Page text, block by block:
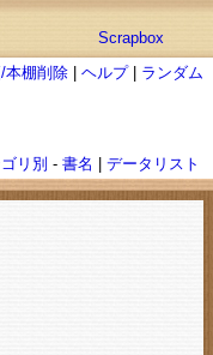
Scrapbox
本棚削除 |ヘルプ| ランダム
リ別 -書名 |データリスト